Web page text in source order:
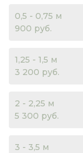
0,5 - 0,75 м
900 руб.
1,25 - 1,5 м
3 200 руб.
2 - 2,25 м
5 300 руб.
3 - 3,5 м